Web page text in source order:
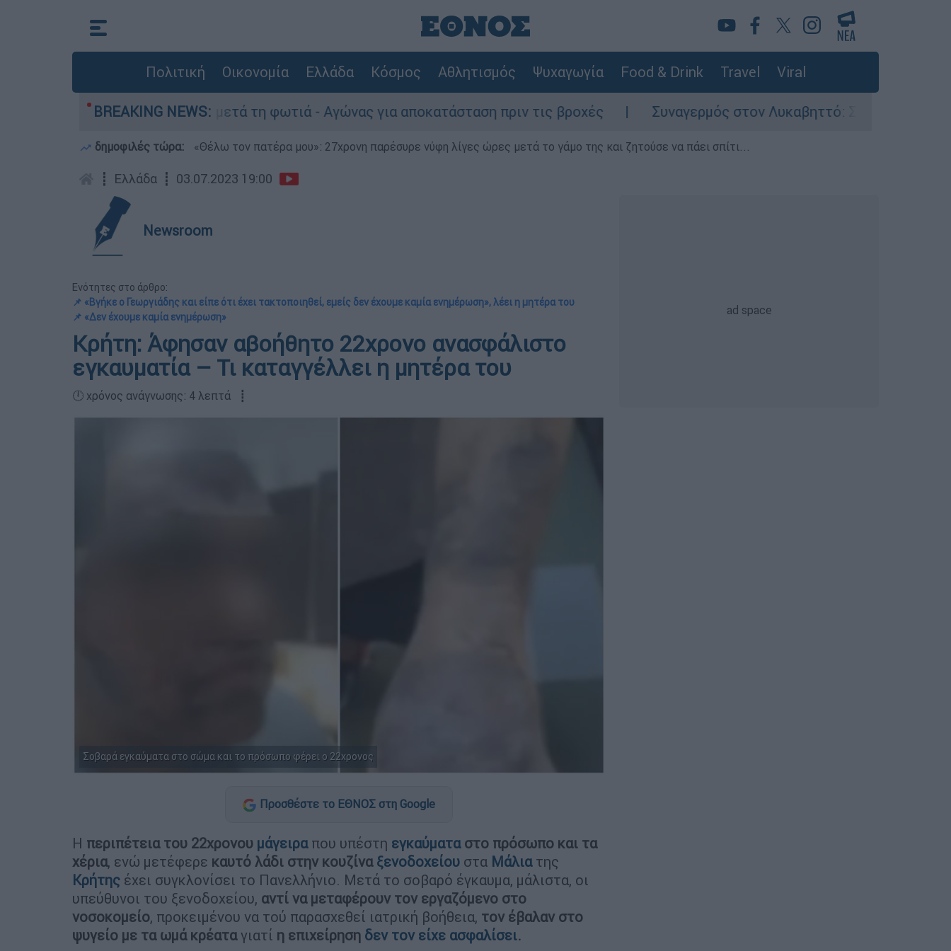
Πολιτική Οικονομία Ελλάδα Κόσμος Αθλητισμός Ψυχαγωγία Food & Drink Travel Viral
BREAKING NEWS:
στο Πόρτο Γερμανό μετά τη φωτιά - Αγώνας για αποκατάσταση πριν τις βροχές Συναγερμός στον Λυκαβηττό: Σορός σε προχωρημένη
δημοφιλές τώρα: «Θέλω τον πατέρα μου»: 27χρονη παρέσυρε νύφη λίγες ώρες μετά το γάμο της και ζητούσε να πάει σπίτι...
┋ Ελλάδα ┋ 03.07.2023 19:00
Newsroom
Ενότητες στο άρθρο:
📌 «Βγήκε ο Γεωργιάδης και είπε ότι έχει τακτοποιηθεί, εμείς δεν έχουμε καμία ενημέρωση», λέει η μητέρα του
📌 «Δεν έχουμε καμία ενημέρωση»
Κρήτη: Άφησαν αβοήθητο 22χρονο ανασφάλιστο
εγκαυματία – Τι καταγγέλλει η μητέρα του
🕛 χρόνος ανάγνωσης: 4 λεπτά ┋
Σοβαρά εγκαύματα στο σώμα και το πρόσωπο φέρει ο 22χρονος
Προσθέστε το ΕΘΝΟΣ στη Google
Η περιπέτεια του 22χρονου μάγειραπου υπέστη εγκαύματαστο πρόσωπο και τα
χέρια, ενώ μετέφερε καυτό λάδι στην κουζίνα ξενοδοχείου στα Μάλιατης
Κρήτης έχει συγκλονίσει το Πανελλήνιο. Μετά το σοβαρό έγκαυμα, μάλιστα, οι
υπεύθυνοι του ξενοδοχείου, αντί να μεταφέρουν τον εργαζόμενο στο
νοσοκομείο, προκειμένου να τού παρασχεθεί ιατρική βοήθεια, τον έβαλαν στο
ψυγείο με τα ωμά κρέαταγιατί η επιχείρηση δεν τον είχε ασφαλίσει.